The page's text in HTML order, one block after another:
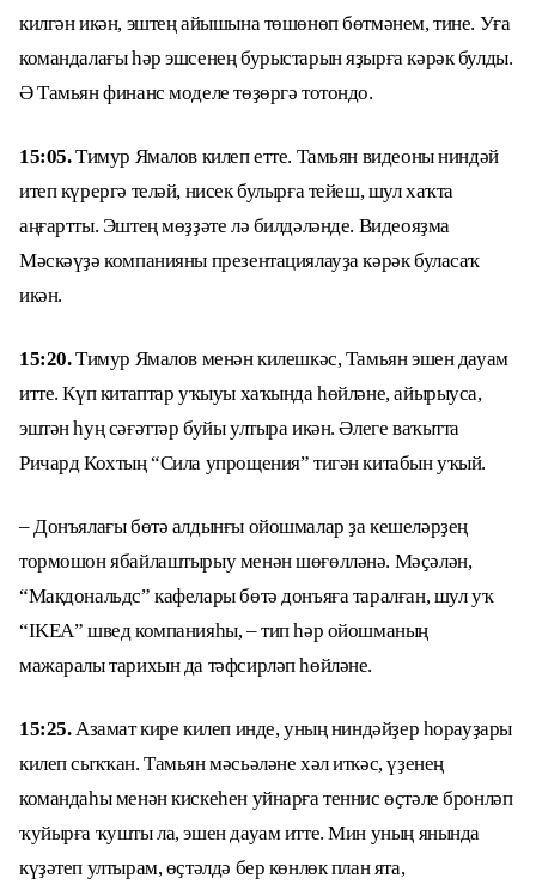
килгән икән, эштең айышына төшөнөп бөтмәнем, тине. Уға
командалағы һәр эшсенең бурыстарын яҙырға кәрәк булды.
Ә Тамьян финанс моделе төҙөргә тотондо.
15:05.Тимур Ямалов килеп етте. Тамьян видеоны ниндәй
итеп күрергә теләй, нисек булырға тейеш, шул хаҡта
аңғартты. Эштең мөҙҙәте лә билдәләнде. Видеояҙма
Мәскәүҙә компанияны презентациялауҙа кәрәк буласаҡ
икән.
15:20.Тимур Ямалов менән килешкәс, Тамьян эшен дауам
итте. Күп китаптар уҡыуы хаҡында һөйләне, айырыуса,
эштән һуң сәғәттәр буйы ултыра икән. Әлеге ваҡытта
Ричард Кохтың “Сила упрощения” тигән китабын уҡый.
– Донъялағы бөтә алдынғы ойошмалар ҙа кешеләрҙең
тормошон ябайлаштырыу менән шөғөлләнә. Мәҫәлән,
“Макдональдс” кафелары бөтә донъяға таралған, шул уҡ
“IKEA” швед компанияһы, – тип һәр ойошманың
мажаралы тарихын да тәфсирләп һөйләне.
15:25.Азамат кире килеп инде, уның ниндәйҙер һорауҙары
килеп сыҡҡан. Тамьян мәсьәләне хәл иткәс, үҙенең
командаһы менән кискеһен уйнарға теннис өҫтәле бронләп
ҡуйырға ҡушты ла, эшен дауам итте. Мин уның янында
күҙәтеп ултырам, өҫтәлдә бер көнлөк план ята,